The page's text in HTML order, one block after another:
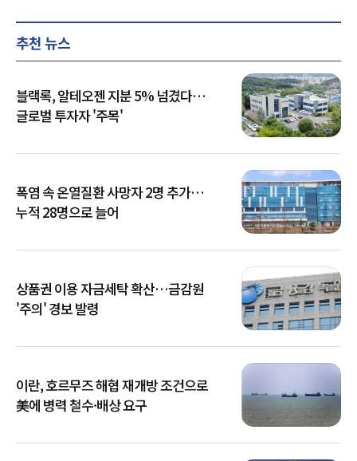
추천 뉴스
블랙록, 알테오젠 지분 5% 넘겼다…
글로벌 투자자 '주목'
폭염 속 온열질환 사망자 2명 추가…
누적 28명으로 늘어
상품권 이용 자금세탁 확산…금감원
'주의' 경보 발령
이란, 호르무즈 해협 재개방 조건으로
美에 병력 철수·배상 요구